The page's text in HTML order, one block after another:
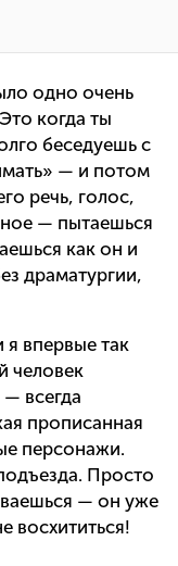
одно очень
когда ты
беседуешь с
— и потом
речь, голос,
— пытаешься
как он и
драматургии,
впервые так
человек
всегда
прописанная
персонажи.
Просто
— он уже
восхититься!